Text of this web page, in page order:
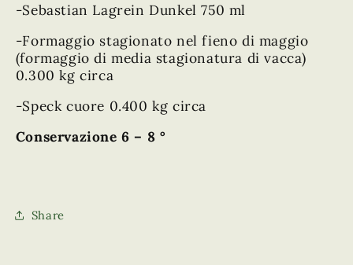
-Sebastian Lagrein Dunkel 750 ml
-Formaggio stagionato nel fieno di maggio
(formaggio di media stagionatura di vacca)
0.300 kg circa
-Speck cuore 0.400 kg circa
Conservazione 6 – 8 °
Share